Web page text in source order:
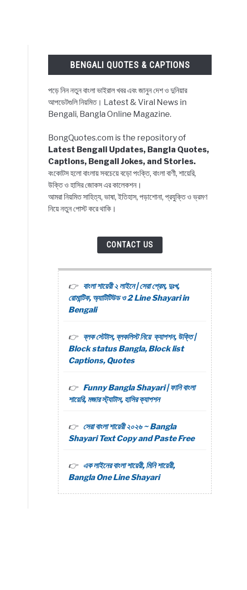
BENGALI QUOTES & CAPTIONS
পড়ে নিন নতুন বাংলা ভাইরাল খবর এবং জানুন দেশ ও দুনিয়ার
আপডেটগুলি নিয়মিত। Latest & Viral News in
Bengali, Bangla Online Magazine.
BongQuotes.com is the repository of
Latest Bengali Updates, Bangla Quotes,
Captions, Bengali Jokes, and Stories.
বংকোটস হলো বাংলায় সবচেয়ে বড়ো পংক্তি, বাংলা বাণী, শায়েরি,
উক্তি ও হাসির জোকস এর কালেকশন।
আমরা নিয়মিত সাহিত্য, ভাষা, ইতিহাস, পড়াশোনা, প্রযুক্তি ও ভ্রমণ
নিয়ে নতুন পোস্ট করে থাকি।
CONTACT US
বাংলা শায়েরী ২ লাইনে | সেরা প্রেম, দুঃখ,
রোমান্টিক, অ্যাটিটিউড ও 2 Line Shayari in
Bengali
ব্লক স্টেটাস, ব্লকলিস্ট নিয়ে ক্যাপশন, উক্তি |
Block status Bangla, Block list
Captions, Quotes
Funny Bangla Shayari | ফানি বাংলা
শায়েরি, মজার স্ট্যাটাস, হাসির ক্যাপশন
সেরা বাংলা শায়েরী ২০২৬ ~ Bangla
Shayari Text Copy and Paste Free
এক লাইনের বাংলা শায়েরী, মিনি শায়েরী,
Bangla One Line Shayari